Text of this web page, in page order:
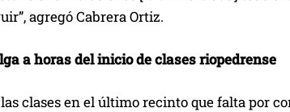
agregó Cabrera Ortiz.
a horas del inicio de clases riopedrense
clases en el último recinto que falta por